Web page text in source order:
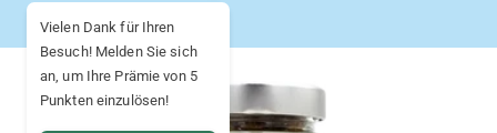
Vielen Dank für Ihren
Besuch! Melden Sie sich
an, um Ihre Prämie von 5
Punkten einzulösen!